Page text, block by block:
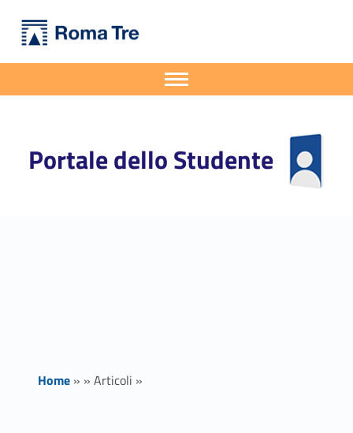
Ricevimento CECI: 9 luglio e 16 luglio - Portale dello Studente
Portale dello Studente
Apri il menu secondario
Header info sidebar
Home» » Articoli »